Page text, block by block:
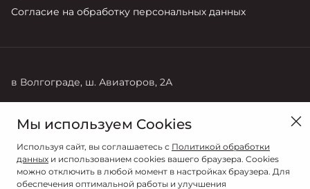
Согласие на обработку персональных данных
в Волгограде, ш. Авиаторов, 2А
8 (8442) 72-27-22
Мы используем Cookies
Используя сайт, вы соглашаетесь с Политикой обработки
данных и использованием cookies вашего браузера. Cookies
можно отключить в любой момент в настройках браузера. Для
обеспечения оптимальной работы и улучшения